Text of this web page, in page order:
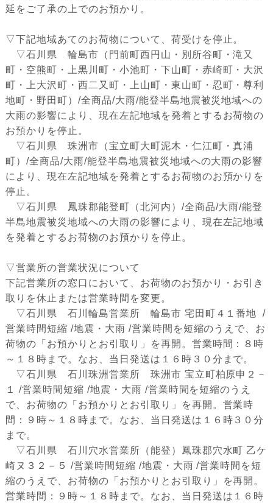
延をご了承の上でのお預かり。
▽下記地域あてのお荷物について、荷受けを停止。
▽石川県 輪島市（門前町西円山・別所谷町・滝又
町・空熊町・上黒川町・小池町・下山町・赤崎町・大沢
町・上大沢町・西二又町・上山町・東山町・忍町・尊利
地町・野田町）/全商品/大雨/能登半島地震被災地域への
大雨の影響により、現在左記地域を発着とするお荷物の
お預かりを停止。
▽石川県 珠洲市（宝立町大町泥木・仁江町・真浦
町）/全商品/大雨/能登半島地震被災地域への大雨の影響
により、現在左記地域を発着とするお荷物のお預かりを
停止。
▽石川県 鳳珠郡能登町（北河内）/全商品/大雨/能登
半島地震被災地域への大雨の影響により、現在左記地域
を発着とするお荷物のお預かりを停止。
▽営業所の営業状況について
下記営業所の窓口において、お荷物のお預かり・お引き
取りを休止または営業時間を変更。
▽石川県 石川輪島営業所 輪島市 宅田町４１番地 /
営業時間短縮 /地震・大雨 /営業時間を短縮のうえで、お
荷物の「お預かりとお引取り」を再開。営業時間：８時
～１８時まで。なお、当日発送は１６時３０分まで。
▽石川県 石川珠洲営業所 珠洲市 宝立町柏原申２－
１ /営業時間短縮 /地震・大雨 /営業時間を短縮のうえ
で、お荷物の「お預かりとお引取り」を再開。営業時
間：９時～１８時まで。なお、当日発送は１６時３０分
まで。
▽石川県 石川穴水営業所（能登）鳳珠郡穴水町 乙ケ
崎ヌ３２－５ /営業時間短縮 /地震・大雨 /営業時間を短
縮のうえで、お荷物の「お預かりとお引取り」を再開。
営業時間：９時～１８時まで。なお、当日発送は１６時